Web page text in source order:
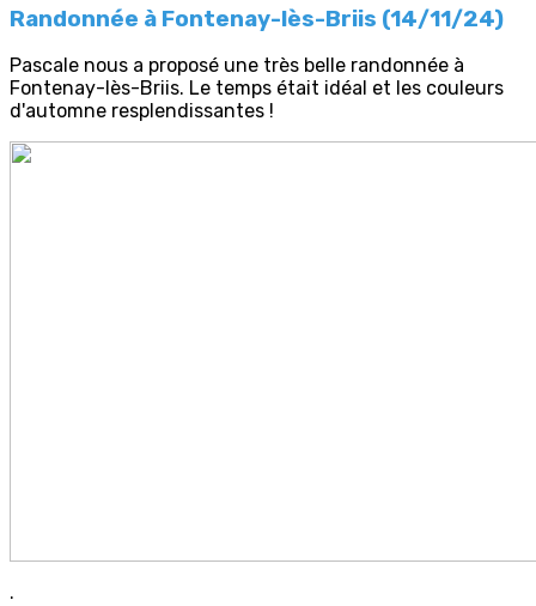
Randonnée à Fontenay-lès-Briis (14/11/24)
Pascale nous a proposé une très belle randonnée à
Fontenay-lès-Briis. Le temps était idéal et les couleurs
d'automne resplendissantes !
.